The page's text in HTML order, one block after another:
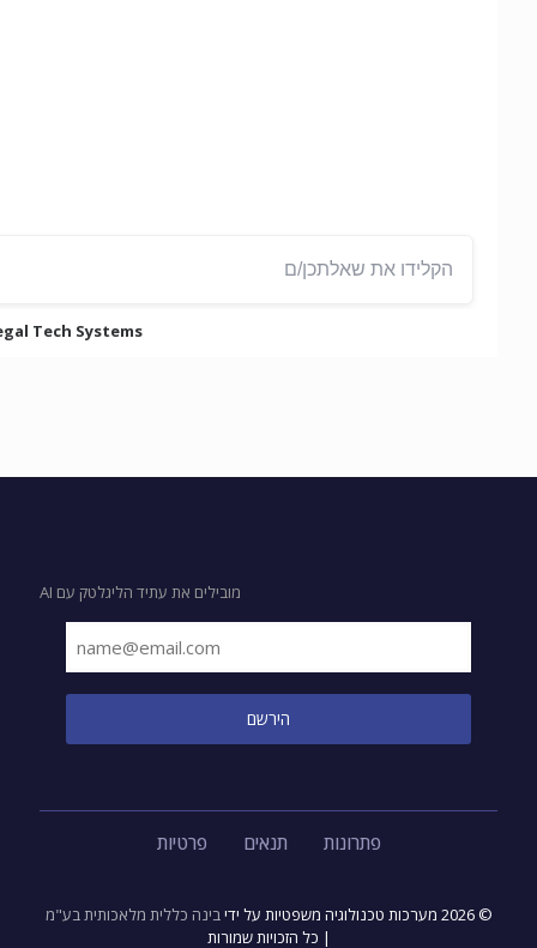
מובילים את עתיד הליגלטק עם AI
פתרונות תנאים פרטיות
© 2026 מערכות טכנולוגיה משפטיות על ידי
בינה כללית מלאכותית בע"מ
| כל הזכויות שמורות